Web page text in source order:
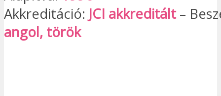
Akkreditáció: JCI akkreditált –
angol, török